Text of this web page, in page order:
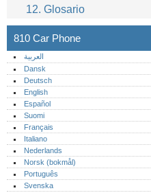
12. Glosario
810 Car Phone
العربية
Dansk
Deutsch
English
Español
Suomi
Français
Italiano
Nederlands
Norsk (bokmål)‎
Português‎
Svenska